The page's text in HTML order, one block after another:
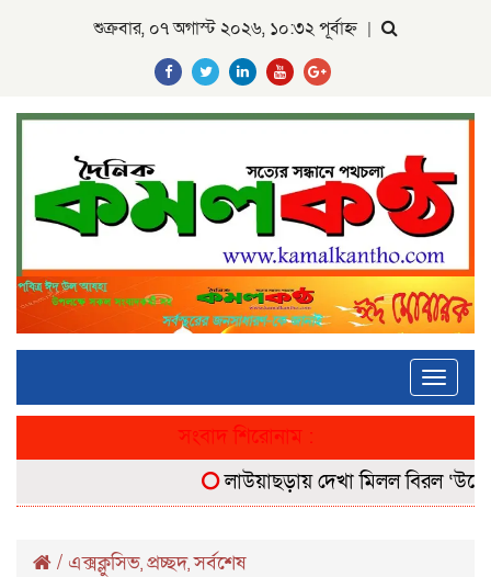
শুক্রবার, ০৭ অগাস্ট ২০২৬, ১০:৩২ পূর্বাহ্ন |
Toggle
সংবাদ শিরোনাম :
লাউয়াছড়ায় দেখা মিলল বিরল
/ এক্সক্লুসিভ, প্রচ্ছদ,সর্বশেষ